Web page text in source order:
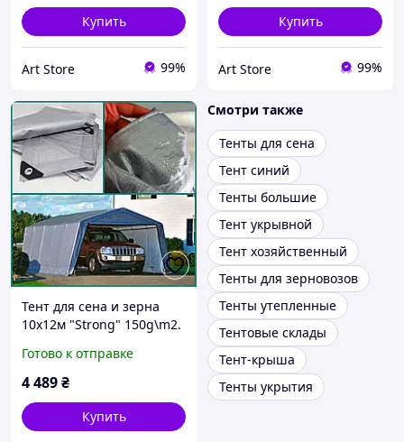
Купить
Art Store 99%
Купить
Art Store 99%
Тент для сена и зерна
10х12м "Strong" 150g\m2.
ламинированный с
кольцами. Полог.
Готово к отправке
4 489₴
Купить
Смотри также
Тенты для сена
Тент синий
Тенты большие
Тент укрывной
Тент хозяйственный
Тенты для зерновозов
Тенты утепленные
Тентовые склады
Тент-крыша
Тенты укрытия